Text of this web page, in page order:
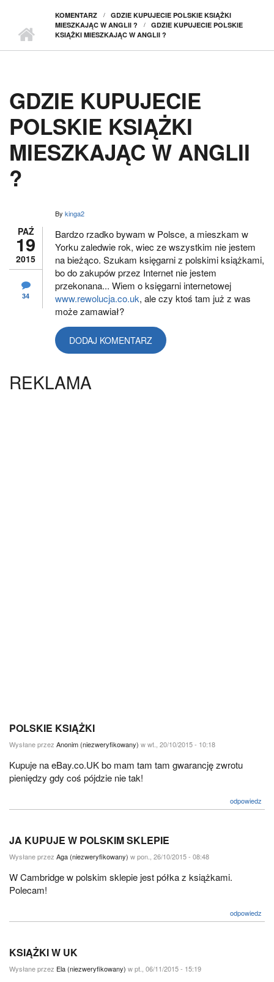
KOMENTARZ
GDZIE KUPUJECIE POLSKIE KSIĄŻKI
MIESZKAJĄC W ANGLII ?
GDZIE KUPUJECIE POLSKIE
KSIĄŻKI MIESZKAJĄC W ANGLII ?
GDZIE KUPUJECIE
POLSKIE KSIĄŻKI
MIESZKAJĄC W ANGLII
?
PAŹ
19
2015
34
By kinga2
Bardzo rzadko bywam w Polsce, a mieszkam w
Yorku zaledwie rok, wiec ze wszystkim nie jestem
na bieżąco. Szukam księgarni z polskimi książkami,
bo do zakupów przez Internet nie jestem
przekonana... Wiem o księgarni internetowej
www.rewolucja.co.uk, ale czy ktoś tam już z was
może zamawiał?
DODAJ KOMENTARZ
REKLAMA
POLSKIE KSIĄŻKI
Wysłane przez Anonim (niezweryfikowany) w wt., 20/10/2015 - 10:18
Kupuje na eBay.co.UK bo mam tam tam gwarancję zwrotu
pieniędzy gdy coś pójdzie nie tak!
odpowiedz
JA KUPUJE W POLSKIM SKLEPIE
Wysłane przez Aga (niezweryfikowany) w pon., 26/10/2015 - 08:48
W Cambridge w polskim sklepie jest półka z książkami.
Polecam!
odpowiedz
KSIĄŻKI W UK
Wysłane przez Ela (niezweryfikowany) w pt., 06/11/2015 - 15:19